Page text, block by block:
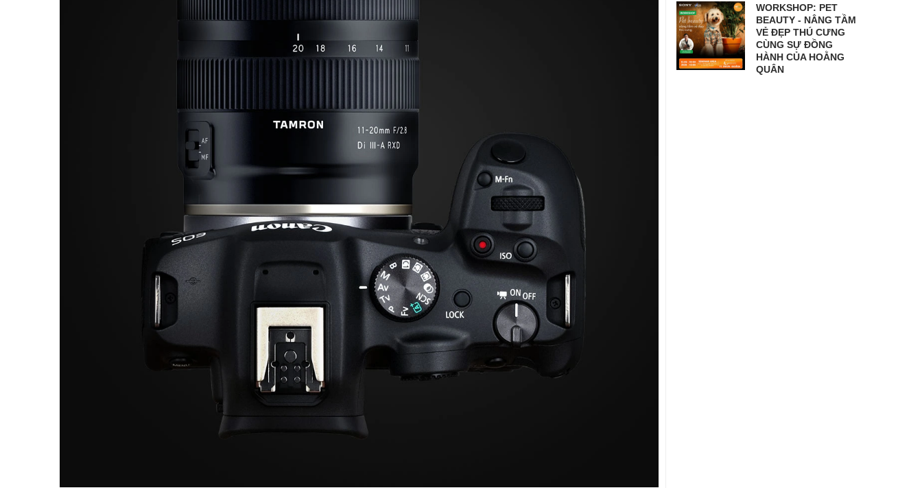
WORKSHOP: PET
BEAUTY - NÂNG TẦM
VẺ ĐẸP THÚ CƯNG
CÙNG SỰ ĐỒNG
HÀNH CỦA HOẰNG
QUÂN